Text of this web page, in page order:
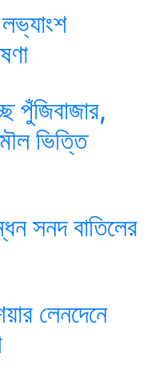
পুঁজিবাজার,
ভিত্তি
সনদ বাতিলের
লেনদেনে